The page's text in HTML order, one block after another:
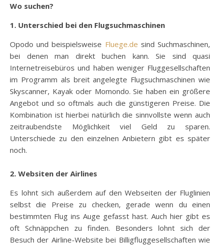
Wo suchen?
1. Unterschied bei den Flugsuchmaschinen
Opodo und beispielsweise Fluege.de sind Suchmaschinen,
bei denen man direkt buchen kann. Sie sind quasi
Internetreisebüros und haben weniger Fluggesellschaften
im Programm als breit angelegte Flugsuchmaschinen wie
Skyscanner, Kayak oder Momondo. Sie haben ein größere
Angebot und so oftmals auch die günstigeren Preise. Die
Kombination ist hierbei natürlich die sinnvollste wenn auch
zeitraubendste Möglichkeit viel Geld zu sparen.
Unterschiede zu den einzelnen Anbietern gibt es später
noch.
2. Websiten der Airlines
Es lohnt sich außerdem auf den Webseiten der Fluglinien
selbst die Preise zu checken, gerade wenn du einen
bestimmten Flug ins Auge gefasst hast. Auch hier gibt es
oft Schnäppchen zu finden. Besonders lohnt sich der
Besuch der Airline-Website bei Billigfluggesellschaften wie